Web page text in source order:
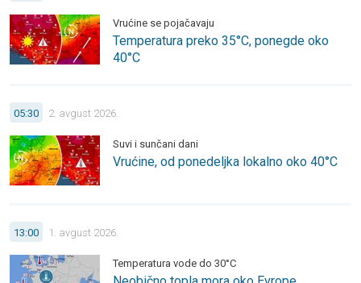
Vrućine se pojačavaju
Temperatura preko 35°C, ponegde oko
40°C
Vrućine, od ponedeljka lokalno oko 40°C. Suvi i sunčani dani.
05:30 2. avgust 2026.
Suvi i sunčani dani
Vrućine, od ponedeljka lokalno oko 40°C
Neobično topla mora oko Evrope. Temperatura vode do
13:00 1. avgust 2026.
Temperatura vode do 30°C